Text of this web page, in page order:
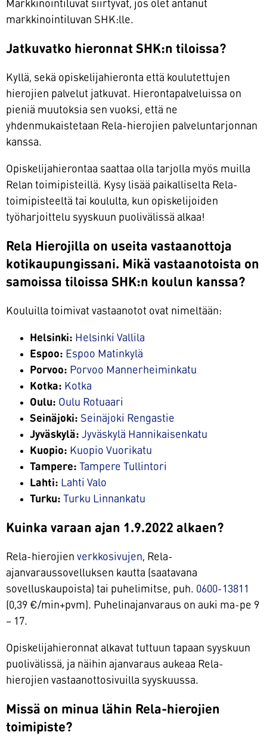
Markkinointiluvat siirtyvät, jos olet antanut
markkinointiluvan SHK:lle.
Jatkuvatko hieronnat SHK:n tiloissa?
Kyllä, sekä opiskelijahieronta että koulutettujen
hierojien palvelut jatkuvat. Hierontapalveluissa on
pieniä muutoksia sen vuoksi, että ne
yhdenmukaistetaan Rela-hierojien palveluntarjonnan
kanssa.
Opiskelijahierontaa saattaa olla tarjolla myös muilla
Relan toimipisteillä. Kysy lisää paikalliselta Rela-
toimipisteeltä tai koululta, kun opiskelijoiden
työharjoittelu syyskuun puolivälissä alkaa!
Rela Hierojilla on useita vastaanottoja
kotikaupungissani. Mikä vastaanotoista on
samoissa tiloissa SHK:n koulun kanssa?
Kouluilla toimivat vastaanotot ovat nimeltään:
Helsinki: Helsinki Vallila
Espoo: Espoo Matinkylä
Porvoo: Porvoo Mannerheiminkatu
Kotka: Kotka
Oulu: Oulu Rotuaari
Seinäjoki: Seinäjoki Rengastie
Jyväskylä: Jyväskylä Hannikaisenkatu
Kuopio: Kuopio Vuorikatu
Tampere: Tampere Tullintori
Lahti: Lahti Valo
Turku: Turku Linnankatu
Kuinka varaan ajan 1.9.2022 alkaen?
Rela-hierojien verkkosivujen, Rela-
ajanvaraussovelluksen kautta (saatavana
sovelluskaupoista) tai puhelimitse, puh. 0600-13811
(0,39 €/min+pvm). Puhelinajanvaraus on auki ma-pe 9
– 17.
Opiskelijahieronnat alkavat tuttuun tapaan syyskuun
puolivälissä, ja näihin ajanvaraus aukeaa Rela-
hierojien vastaanottosivuilla syyskuussa.
Missä on minua lähin Rela-hierojien
toimipiste?